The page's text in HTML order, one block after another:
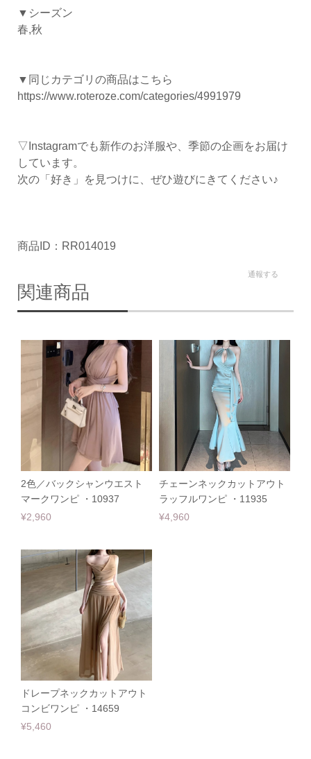
▼シーズン
春,秋
▼同じカテゴリの商品はこちら
https://www.roteroze.com/categories/4991979
▽Instagramでも新作のお洋服や、季節の企画をお届け
しています。
次の「好き」を見つけに、ぜひ遊びにきてください♪
商品ID：RR014019
通報する
関連商品
2色／バックシャンウエスト
マークワンピ ・10937
¥2,960
チェーンネックカットアウト
ラッフルワンピ ・11935
¥4,960
ドレープネックカットアウト
コンビワンピ ・14659
¥5,460